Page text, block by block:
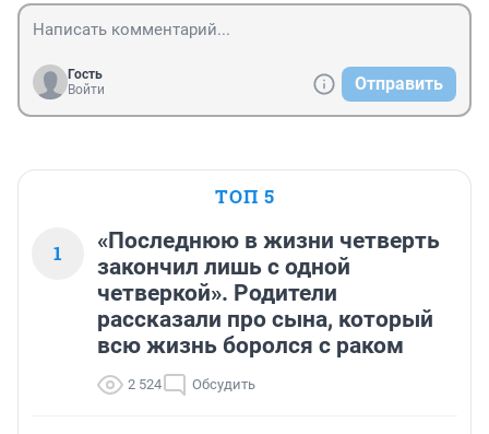
Гость
Войти
Отправить
ТОП 5
1
«Последнюю в жизни четверть
закончил лишь с одной
четверкой». Родители
рассказали про сына, который
всю жизнь боролся с раком
2 524 Обсудить